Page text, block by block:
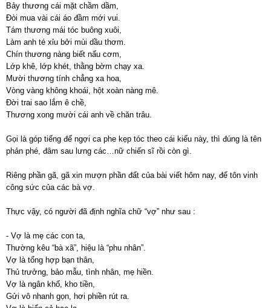
Bảy thương cái mặt chầm dầm,
Đòi mua vài cái áo đầm mới vui.
Tám thương mái tóc buông xuôi,
Làm anh té xỉu bởi mùi dầu thơm.
Chín thương nàng biết nấu cơm,
Lớp khê, lớp khét, thằng bờm chạy xa.
Mười thương tính chẳng xa hoa,
Vòng vàng không khoái, hột xoàn nàng mê.
Đời trai sao lắm ê chề,
Thương xong mười cái anh về chăn trâu.
Gọi là góp tiếng để ngợi ca phe kẹp tóc theo cái kiểu này, thì đúng là tên
phản phé, đâm sau lưng các…nữ chiến sĩ rồi còn gì.
Riêng phần gã, gã xin mượn phần đất của bài viết hôm nay, để tôn vinh
công sức của các bà vợ.
Thực vậy, có người đã định nghĩa chữ “vợ” như sau :
- Vợ là mẹ các con ta,
Thường kêu “bà xã”, hiệu là “phu nhân”.
Vợ là tổng hợp bạn thân,
Thủ trưởng, bảo mẫu, tình nhân, mẹ hiền.
Vợ là ngân khố, kho tiền,
Gửi vô nhanh gọn, hơi phiền rút ra.